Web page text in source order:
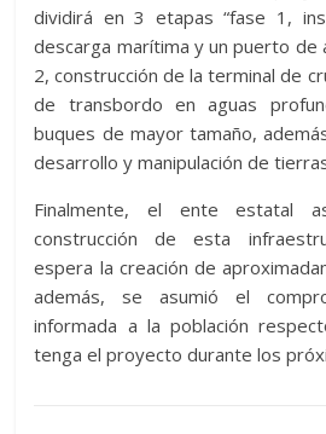
dividirá en 3 etapas “fase 1,
descarga marítima y un puerto de
2, construcción de la terminal de
de transbordo en aguas
buques de mayor tamaño,
desarrollo y manipulación de
Finalmente, el ente estatal
construcción de esta
espera la creación de
además, se asumió el
informada a la población
tenga el proyecto durante los